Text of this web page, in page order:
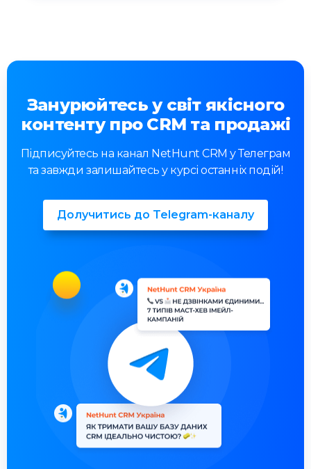
Занурюйтесь у світ якісного
контенту про CRM та продажі
Підписуйтесь на канал NetHunt CRM у Телеграм
та завжди залишайтесь у курсі останніх подій!
Долучитись до Telegram-каналу